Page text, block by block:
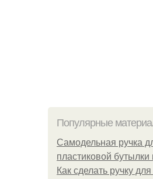
Популярные
Самодельная ручка
пластиковой бутылки
Как сделать ручку